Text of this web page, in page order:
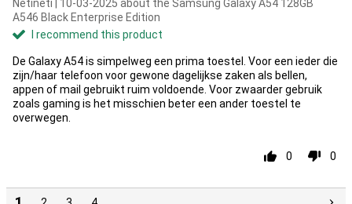
Netineti | 10-03-2025 about the Samsung Galaxy A54 128GB
A546 Black Enterprise Edition
I recommend this product
De Galaxy A54 is simpelweg een prima toestel. Voor een ieder die
zijn/haar telefoon voor gewone dagelijkse zaken als bellen,
appen of mail gebruikt ruim voldoende. Voor zwaarder gebruik
zoals gaming is het misschien beter een ander toestel te
overwegen.
0 0